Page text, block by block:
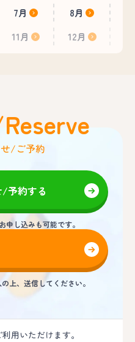
7月
8月
11月 12月
/ご予約
/予約する
申し込みも可能です。
上、送信してください。
用いただけます。